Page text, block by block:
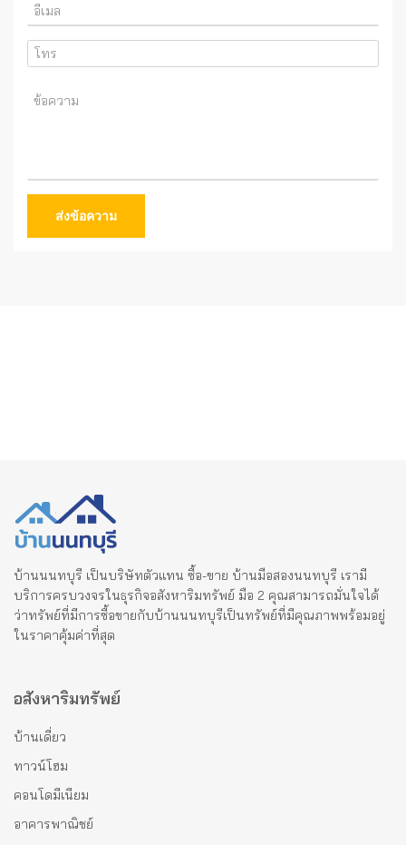
ส่งข้อความ
บ้านนนทบุรี เป็นบริษัทตัวแทน ซื้อ-ขาย บ้านมือสองนนทบุรี เรามี
บริการครบวงจรในธุรกิจอสังหาริมทรัพย์ มือ 2 คุณสามารถมั่นใจได้
ว่าทรัพย์ที่มีการซื้อขายกับบ้านนนทบุรีเป็นทรัพย์ที่มีคุณภาพพร้อมอยู่
ในราคาคุ้มค่าที่สุด
อสังหาริมทรัพย์
บ้านเดี่ยว
ทาวน์โฮม
คอนโดมีเนียม
อาคารพาณิชย์